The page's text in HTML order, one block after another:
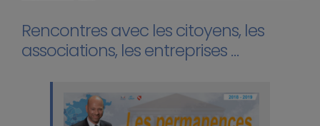
Rencontres avec les citoyens, les
associations, les entreprises …